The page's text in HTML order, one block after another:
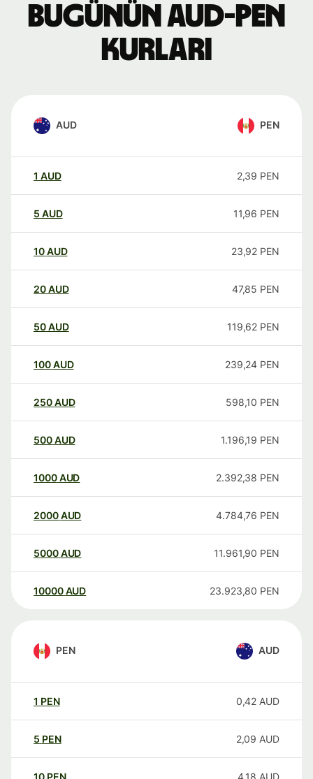
Bugünün AUD-PEN
kurları
AUD PEN
1 AUD 2,39 PEN
5 AUD 11,96 PEN
10AUD 23,92 PEN
20AUD 47,85 PEN
50AUD 119,62 PEN
100AUD 239,24 PEN
250AUD 598,10 PEN
500AUD 1.196,19 PEN
1000AUD 2.392,38 PEN
2000AUD 4.784,76 PEN
5000AUD 11.961,90 PEN
10000 AUD 23.923,80 PEN
PEN AUD
1 PEN 0,42 AUD
5 PEN 2,09 AUD